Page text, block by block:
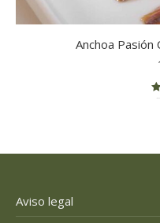
Anchoa Pasión
Aviso legal